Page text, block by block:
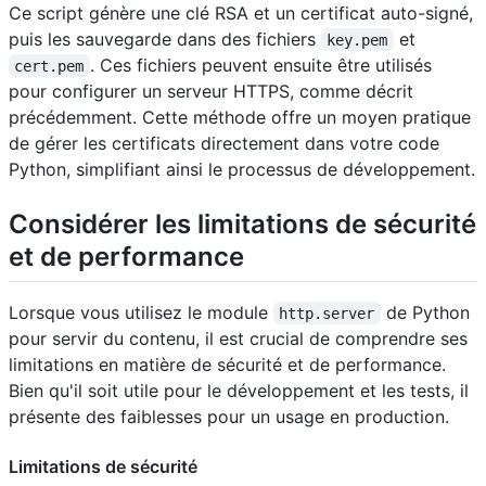
Ce script génère une clé RSA et un certificat auto-signé,
puis les sauvegarde dans des fichiers
key.pem et
cert.pem . Ces fichiers peuvent ensuite être utilisés
pour configurer un serveur HTTPS, comme décrit
précédemment. Cette méthode offre un moyen pratique
de gérer les certificats directement dans votre code
Python, simplifiant ainsi le processus de développement.
Considérer les limitations de sécurité
et de performance
Lorsque vous utilisez le module http.server
de Python
pour servir du contenu, il est crucial de comprendre ses
limitations en matière de sécurité et de performance.
Bien qu'il soit utile pour le développement et les tests, il
présente des faiblesses pour un usage en production.
Limitations de sécurité